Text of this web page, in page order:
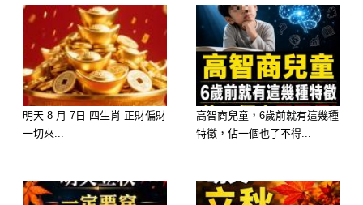
明天 8 月 7日 四生肖 正財偏財
一切來...
高智商兒童，6歲前就有這幾種
特徵，佔一個也了不得...